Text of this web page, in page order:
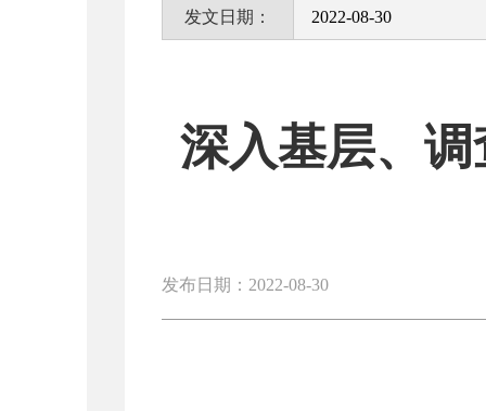
发文日期： 2022-08-30
深入基层、
发布日期：2022-08-30